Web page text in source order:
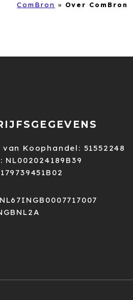
ComBron » Over ComBron
van Koophandel: 51552248
NL002024189B39